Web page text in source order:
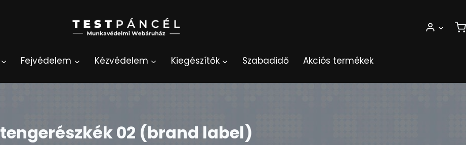
Fejvédelem Kézvédelem Kiegészítők Szabadidő Akciós termékek
tengerészkék 02 (brand label)